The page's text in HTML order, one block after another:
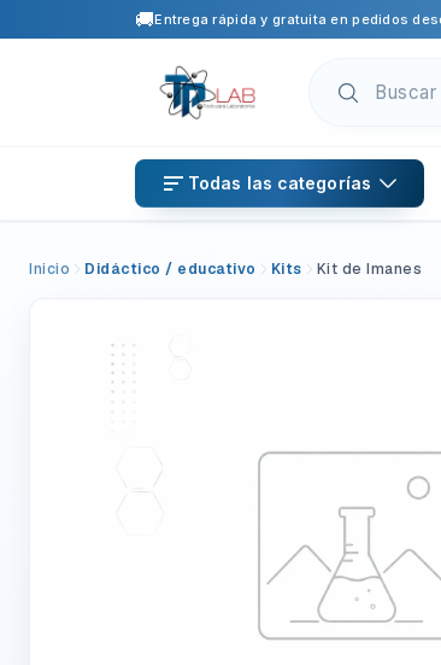
🚚Entrega rápida y gratuita en pedidos
Todas las categorías
Inicio Didáctico / educativo Kits Kit de Imanes